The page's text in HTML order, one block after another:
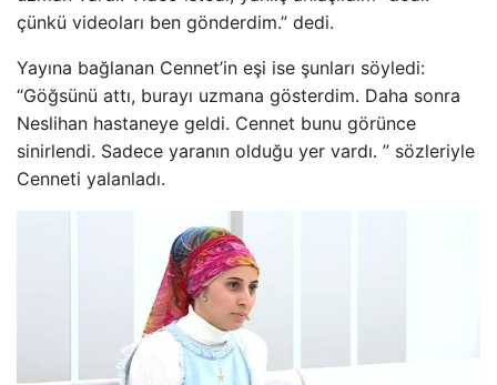
çünkü videoları ben gönderdim.” dedi.
Yayına bağlanan Cennet’in eşi ise şunları söyledi:
“Göğsünü attı, burayı uzmana gösterdim. Daha sonra
Neslihan hastaneye geldi. Cennet bunu görünce
sinirlendi. Sadece yaranın olduğu yer vardı. ” sözleriyle
Cenneti yalanladı.